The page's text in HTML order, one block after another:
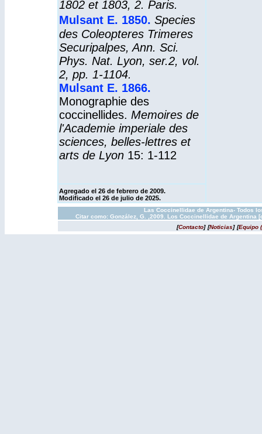
1802 et 1803, 2. Paris.
Mulsant E. 1850. Species
des Coleopteres Trimeres
Securipalpes, Ann. Sci.
Phys. Nat. Lyon, ser.2, vol.
2, pp. 1-1104.
Mulsant E. 1866.
Monographie des
coccinellides. Memoires de
l'Academie imperiale des
sciences, belles-lettres et
arts de Lyon 15: 1-112
Agregado el 26 de febrero de 2009.
Modificado el 26 de julio de 2025.
Las Coccinellidae de Argentina- Todos
Citar como: González, G. ,2009. Los Coccinellidae de
[Contacto] [Noticias] [Equipo